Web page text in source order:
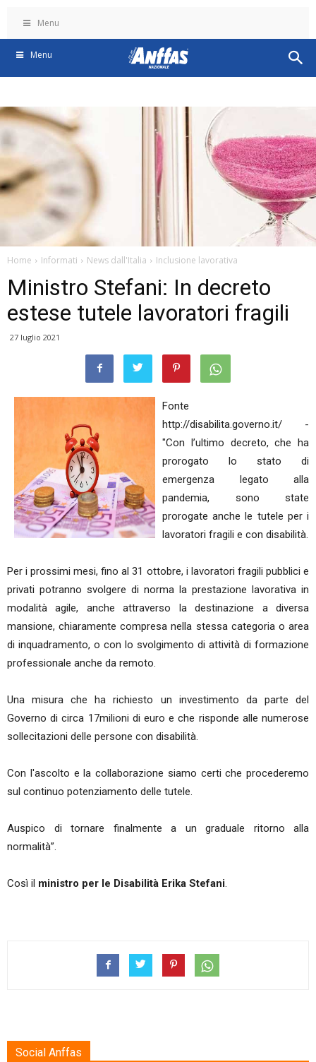
Menu
Menu
Home Informati News dall'Italia Inclusione lavorativa
Ministro Stefani: In decreto
estese tutele lavoratori fragili
27 luglio 2021
Fonte
http://disabilita.governo.it/ -
"Con l’ultimo decreto, che ha
prorogato lo stato di
emergenza legato alla
pandemia, sono state
prorogate anche le tutele per i
lavoratori fragili e con disabilità.
Per i prossimi mesi, fino al 31 ottobre, i lavoratori fragili pubblici e
privati potranno svolgere di norma la prestazione lavorativa in
modalità agile, anche attraverso la destinazione a diversa
mansione, chiaramente compresa nella stessa categoria o area
di inquadramento, o con lo svolgimento di attività di formazione
professionale anche da remoto.
Una misura che ha richiesto un investimento da parte del
Governo di circa 17milioni di euro e che risponde alle numerose
sollecitazioni delle persone con disabilità.
Con l'ascolto e la collaborazione siamo certi che procederemo
sul continuo potenziamento delle tutele.
Auspico di tornare finalmente a un graduale ritorno alla
normalità”.
Così il ministro per le Disabilità Erika Stefani.
Social Anffas